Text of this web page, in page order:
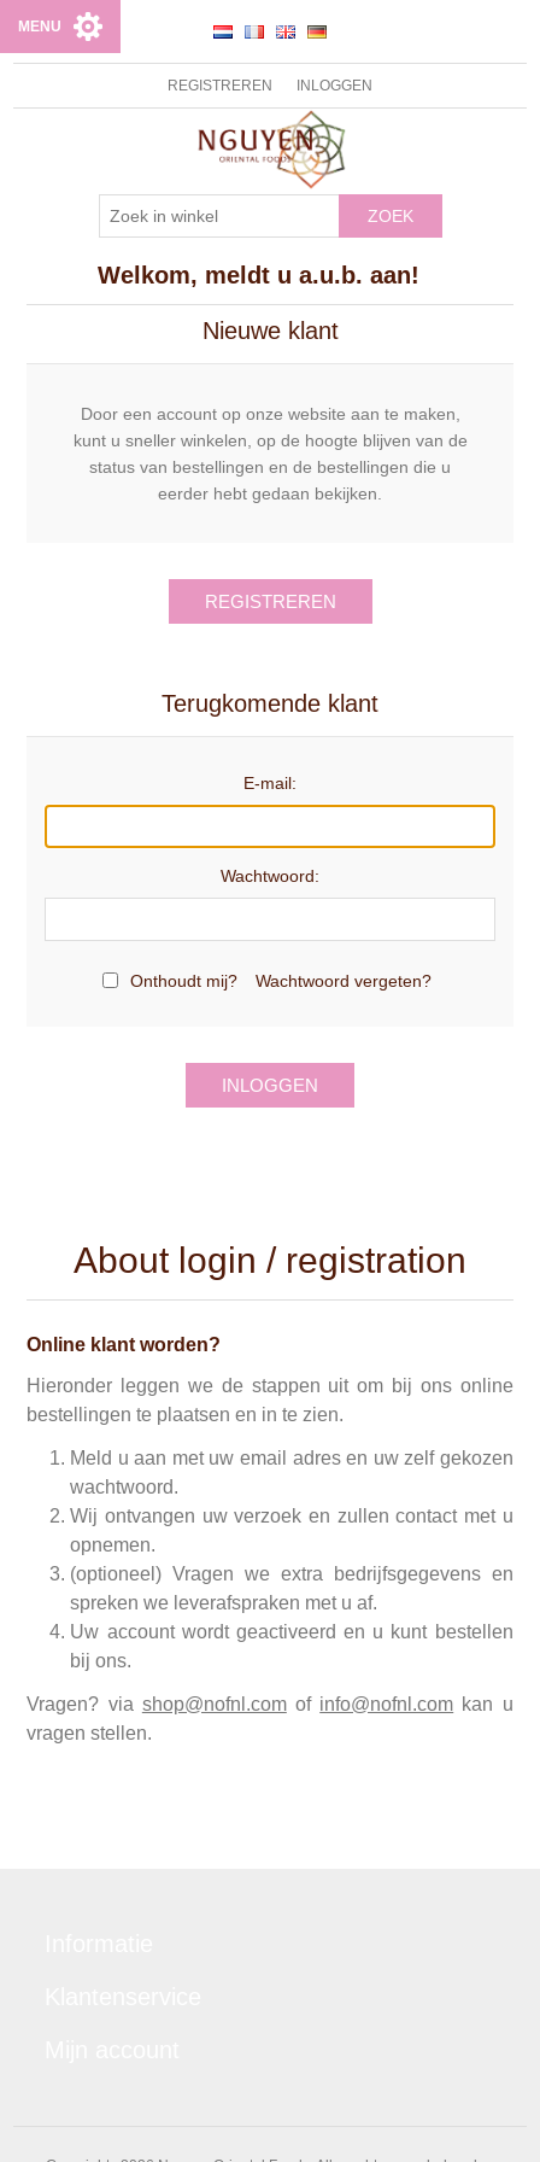
REGISTREREN INLOGGEN
ZOEK
MENU
Welkom, meldt u a.u.b. aan!
Nieuwe klant
Door een account op onze website aan te maken,
kunt u sneller winkelen, op de hoogte blijven van de
status van bestellingen en de bestellingen die u
eerder hebt gedaan bekijken.
REGISTREREN
Terugkomende klant
E-mail:
Wachtwoord:
Onthoudt mij? Wachtwoord vergeten?
INLOGGEN
About login / registration
Online klant worden?
Hieronder leggen we de stappen uit om bij ons online
bestellingen te plaatsen en in te zien.
Meld u aan met uw email adres en uw zelf gekozen
wachtwoord.
Wij ontvangen uw verzoek en zullen contact met u
opnemen.
(optioneel) Vragen we extra bedrijfsgegevens en
spreken we leverafspraken met u af.
Uw account wordt geactiveerd en u kunt bestellen
bij ons.
Vragen? via shop@nofnl.comof info@nofnl.com kan u
vragen stellen.